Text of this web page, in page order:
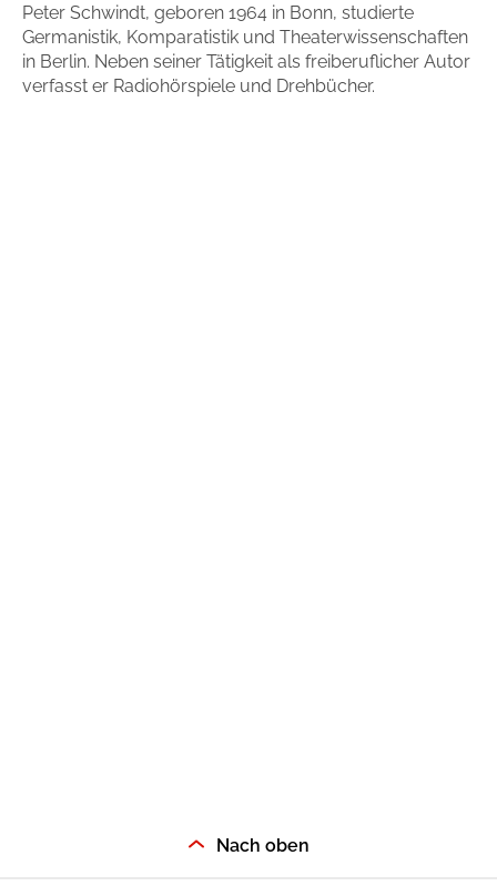
Peter Schwindt, geboren 1964 in Bonn, studierte
Germanistik, Komparatistik und Theaterwissenschaften
in Berlin. Neben seiner Tätigkeit als freiberuflicher Autor
verfasst er Radiohörspiele und Drehbücher.
Nach oben